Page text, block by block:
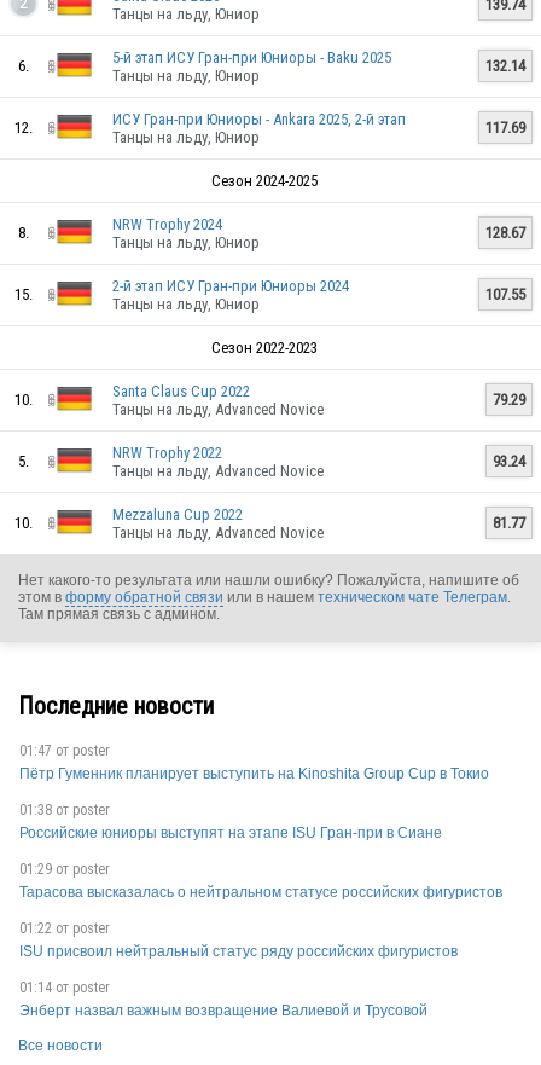
2
Танцы на льду, Юниор
139.74
6.
GER
5-й этап ИСУ Гран-при Юниоры - Baku 2025
Танцы на льду, Юниор
132.14
12.
GER
ИСУ Гран-при Юниоры - Ankara 2025, 2-й этап
Танцы на льду, Юниор
117.69
Сезон 2024-2025
8.
NRW Trophy 2024
Танцы на льду, Юниор
128.67
15.
2-й этап ИСУ Гран-при Юниоры 2024
Танцы на льду, Юниор
107.55
Сезон 2022-2023
10.
Santa Claus Cup 2022
Танцы на льду, Advanced Novice
79.29
5.
NRW Trophy 2022
Танцы на льду, Advanced Novice
93.24
10.
Mezzaluna Cup 2022
Танцы на льду, Advanced Novice
81.77
Нет какого-то результата или нашли ошибку? Пожалуйста, напишите об
этом в форму обратной связи или в нашем техническом чате Телеграм
Там прямая связь с админом.
Последние новости
01:47 от poster
Пётр Гуменник планирует выступить на Kinoshita Group Cup в Токио
01:38 от poster
Российские юниоры выступят на этапе ISU Гран-при в Сиане
01:29 от poster
Тарасова высказалась о нейтральном статусе российских фигуристов
01:22 от poster
ISU присвоил нейтральный статус ряду российских фигуристов
01:14 от poster
Энберт назвал важным возвращение Валиевой и Трусовой
Все новости